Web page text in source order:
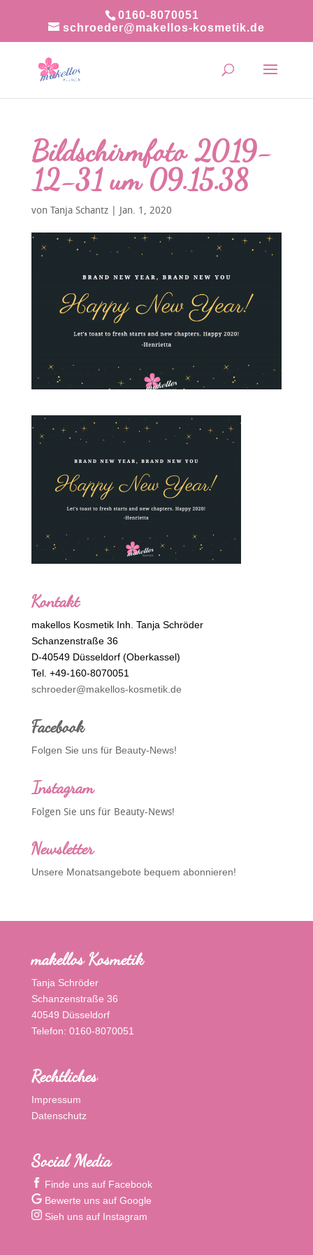
0160-8070051
schroeder@makellos-kosmetik.de
Bildschirmfoto 2019-
12-31 um 09.15.38
von Tanja Schantz| Jan. 1, 2020
Kontakt
makellos Kosmetik Inh. Tanja Schröder
Schanzenstraße 36
D-40549 Düsseldorf (Oberkassel)
Tel. +49-160-8070051
schroeder@makellos-kosmetik.de
Facebook
Folgen Sie uns für Beauty-News!
Instagram
Folgen Sie uns für Beauty-News!
Newsletter
Unsere Monatsangebote bequem abonnieren!
makellos Kosmetik
Tanja Schröder
Schanzenstraße 36
40549 Düsseldorf
Telefon: 0160-8070051
Rechtliches
Impressum
Datenschutz
Social Media
Finde uns auf Facebook
Bewerte uns auf Google
Sieh uns auf Instagram